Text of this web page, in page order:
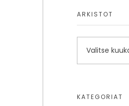
ARKISTOT
KATEGORIAT